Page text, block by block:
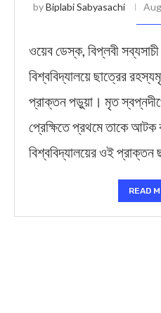
byBiplabi Sabyasachi
ওয়েব ডেস্ক, বিপ্লবী
বিশ্ববিদ্যালয়ে ছাত্রের
প্রাক্তন পড়ুয়া। মৃত
প্রেক্ষিতে প্রথমে তাকে আটক
বিশ্ববিদ্যালয়ের ওই প্রাক্তন
READ